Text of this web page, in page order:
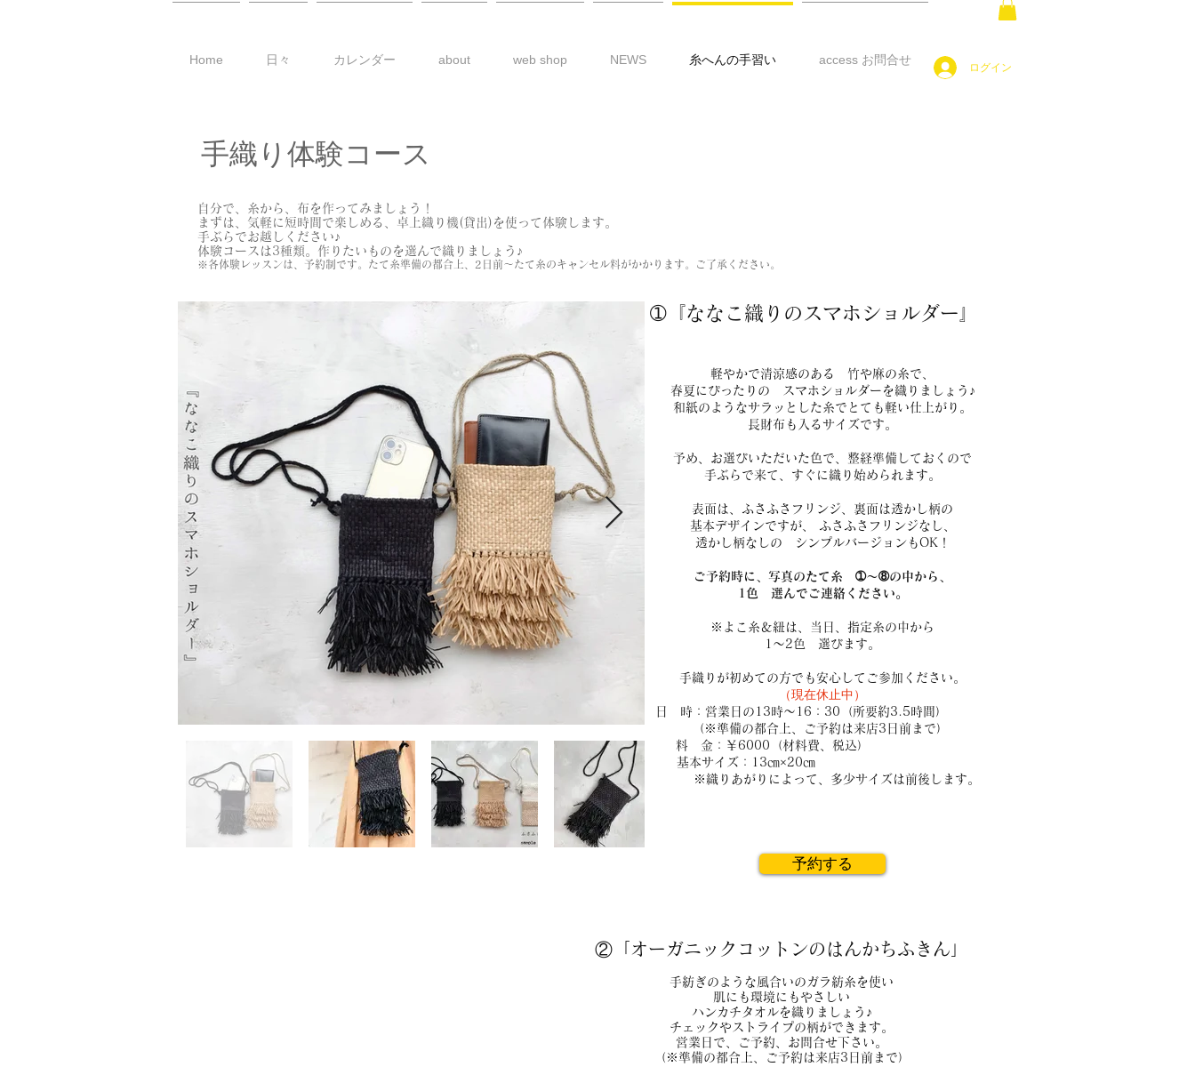
Home 日々 カレンダー about web shop NEWS 糸へんの手習い access お問合せ
ログイン
手織り体験コース
自分で、糸から、布を作ってみましょう！
まずは、気軽に短時間で楽しめる、卓上織り機(貸出)を使って体験します。
手ぶらでお越しください♪
​体験コースは3種類。作りたいものを選んで織りましょう♪
※各体験レッスンは、予約制です。たて糸準備の都合上、2日前～たて糸のキャンセル料がかかります。ご了承ください。
➀『ななこ織 りのスマホショルダー』
軽やかで清涼感のある 竹や麻の糸で、
春夏にぴったりの スマホショルダーを織りましょう♪
和紙のようなサラッとした糸で とても軽い仕上がり。
長財布も入るサイズです。
予め、お選びいただいた色で、整経準備しておくので
手ぶらで来て、すぐに織り始められます。
表面は、ふさふさフリンジ、 裏面は透かし柄の
基本デザインですが、 ふさふさフリンジなし、
透かし柄なしの シンプルバージョンもOK！
ご予約時に、写真のたて糸 ➀～➇の中から、
1色 選んでご連絡ください。
※よこ糸＆紐は、当日、指定糸の中から
1～2色 選びます。
手織りが初めての方でも安心してご参加ください。
（現在休止中）
日 時：営業日の13時～16：30（所要約3.5時間）
（※準備の都合上、ご予約は来店3日前まで） ​
料 金：￥6000（材料費、税込）​
基本サイズ：13㎝×20㎝
※織 りあがりによって、多少サイズは前後します。
予約する
② 「オーガニックコットンのはんかちふきん」
手紡ぎのような風合いのガラ紡糸を使い
肌にも環境にもやさしい
ハンカチタオルを織りましょう♪
チェックやストライプの柄ができます。
営業日で、ご予約、お問合せ下さい。
（※準備の都合上、ご予約は来店3日前まで）